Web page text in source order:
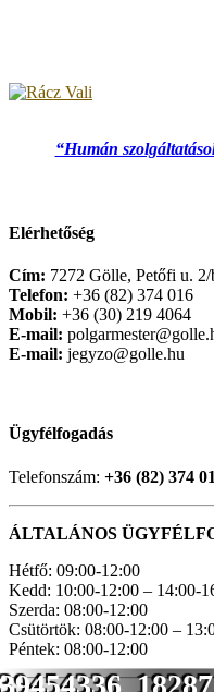
“Humán
Elérhetőség
Cím: 7272 Gölle, Petőfi u. 2/
Telefon: +36 (82) 374 016
Mobil: +36 (30) 219 4064
E-mail:
E-mail: jegyzo@golle.hu
Ügyfélfogadás
Telefonszám: +36 (82) 374
ÁLTALÁNOS
Hétfő: 09:00-12:00
Kedd: 10:00-12:00 – 14:00-
Szerda: 08:00-12:00
Csütörtök: 08:00-12:00 –
Péntek: 08:00-12:00